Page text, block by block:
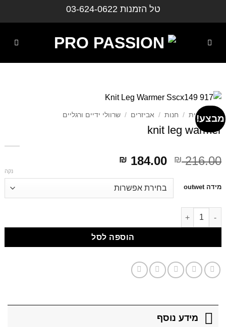
טל הזמנות 03-624-0622
מבצע!
עמוד הבית / חנות / אביזרים / שרוולי ידיים ורגליים
knit leg warmer
₪216.00
דילוג
₪ 184.00
מידה outwet
נקה
לתוכן
דילוג לתוכן
הוספה לסל
מידע נוסף